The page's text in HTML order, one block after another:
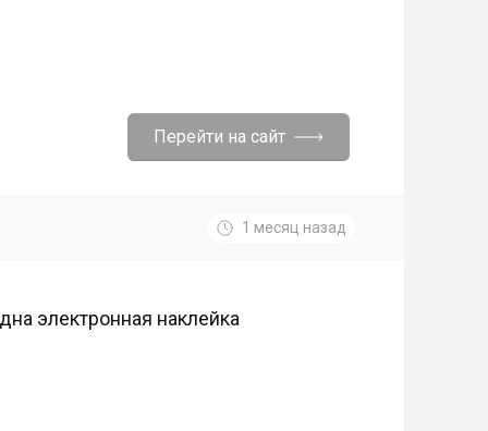
Перейти на сайт
1 месяц назад
электронная наклейка